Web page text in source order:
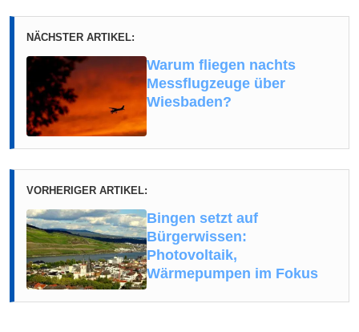
NÄCHSTER ARTIKEL:
Warum fliegen nachts
Messflugzeuge über
Wiesbaden?
VORHERIGER ARTIKEL:
Bingen setzt auf
Bürgerwissen:
Photovoltaik,
Wärmepumpen im Fokus